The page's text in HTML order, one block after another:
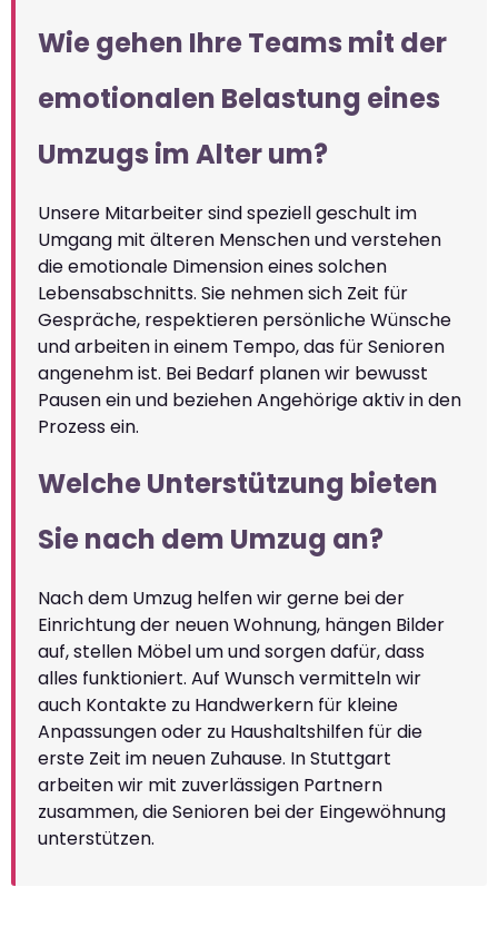
Wie gehen Ihre Teams mit der
emotionalen Belastung eines
Umzugs im Alter um?
Unsere Mitarbeiter sind speziell geschult im
Umgang mit älteren Menschen und verstehen
die emotionale Dimension eines solchen
Lebensabschnitts. Sie nehmen sich Zeit für
Gespräche, respektieren persönliche Wünsche
und arbeiten in einem Tempo, das für Senioren
angenehm ist. Bei Bedarf planen wir bewusst
Pausen ein und beziehen Angehörige aktiv in den
Prozess ein.
Welche Unterstützung bieten
Sie nach dem Umzug an?
Nach dem Umzug helfen wir gerne bei der
Einrichtung der neuen Wohnung, hängen Bilder
auf, stellen Möbel um und sorgen dafür, dass
alles funktioniert. Auf Wunsch vermitteln wir
auch Kontakte zu Handwerkern für kleine
Anpassungen oder zu Haushaltshilfen für die
erste Zeit im neuen Zuhause. In Stuttgart
arbeiten wir mit zuverlässigen Partnern
zusammen, die Senioren bei der Eingewöhnung
unterstützen.